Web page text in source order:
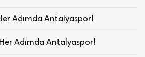
Adımda Antalyaspor!
Adımda Antalyaspor!